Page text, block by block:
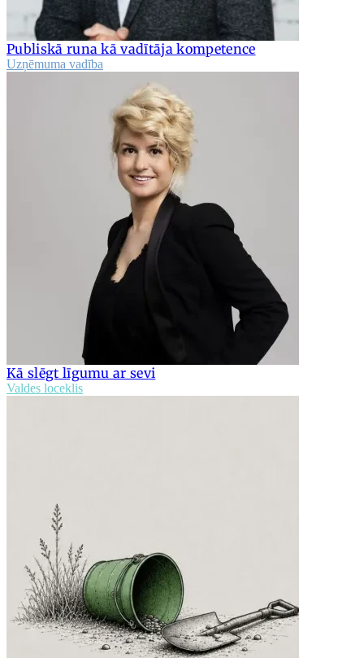
Publiskā runa kā vadītāja kompetence
Uzņēmuma vadība
Kā slēgt līgumu ar sevi
Valdes loceklis